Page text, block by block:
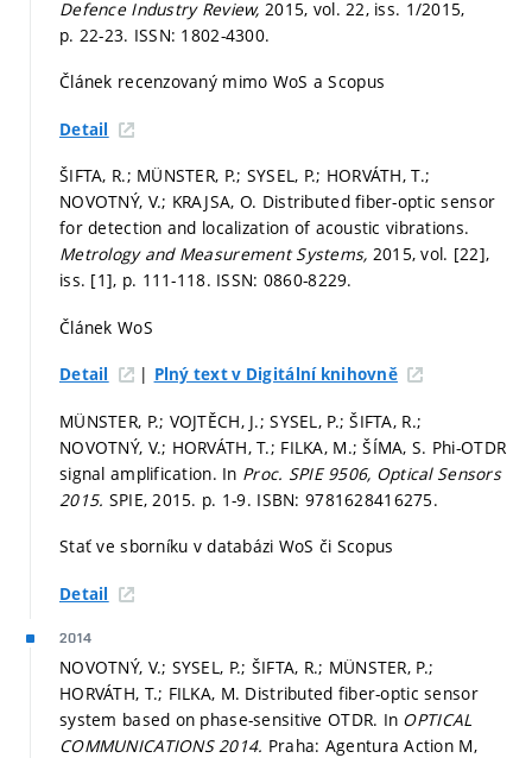
Defence Industry Review, 2015, vol. 22, iss. 1/2015,
p. 22-23. ISSN: 1802-4300.
Článek recenzovaný mimo WoS a Scopus
Detail
ŠIFTA, R.; MÜNSTER, P.; SYSEL, P.; HORVÁTH, T.;
NOVOTNÝ, V.; KRAJSA, O. Distributed fiber-optic sensor
for detection and localization of acoustic vibrations.
Metrology and Measurement Systems, 2015, vol. [22],
iss. [1], p. 111-118. ISSN: 0860-8229.
Článek WoS
Detail | Plný text v Digitální knihovně
MÜNSTER, P.; VOJTĚCH, J.; SYSEL, P.; ŠIFTA, R.;
NOVOTNÝ, V.; HORVÁTH, T.; FILKA, M.; ŠÍMA, S. Phi-OTDR
signal amplification. In Proc. SPIE 9506, Optical Sensors
2015. SPIE, 2015. p. 1-9. ISBN: 9781628416275.
Stať ve sborníku v databázi WoS či Scopus
Detail
2014
NOVOTNÝ, V.; SYSEL, P.; ŠIFTA, R.; MÜNSTER, P.;
HORVÁTH, T.; FILKA, M. Distributed fiber-optic sensor
system based on phase-sensitive OTDR. In OPTICAL
COMMUNICATIONS 2014. Praha: Agentura Action M,